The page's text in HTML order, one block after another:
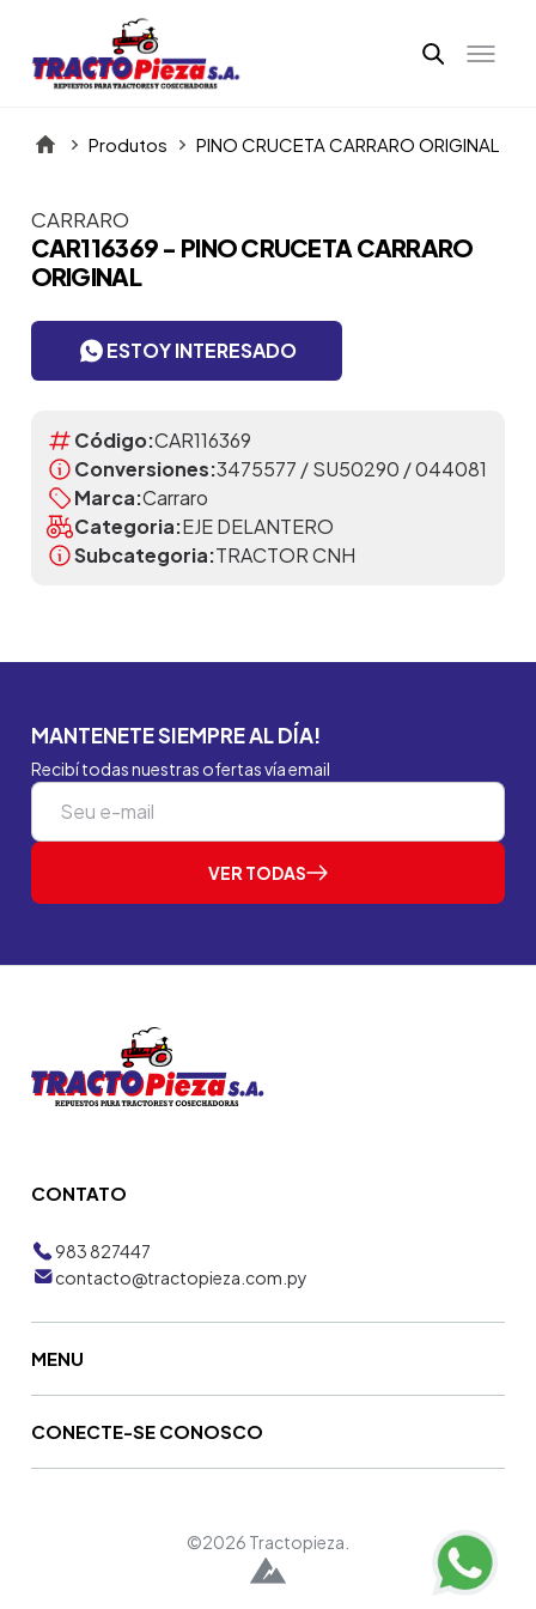
Produtos PINO CRUCETA CARRARO ORIGINAL
Itens da Galeria
CARRARO
CAR116369 - PINO CRUCETA CARRARO
ORIGINAL
ESTOY INTERESADO
Código:CAR116369
Conversiones:3475577 / SU50290 / 044081
Marca:Carraro
Categoria:EJE DELANTERO
Subcategoria:TRACTOR CNH
MANTENETE SIEMPRE AL DÍA!
Recibí todas nuestras ofertas vía email
VER TODAS
CONTATO
983 827447
contacto@tractopieza.com.py
MENU
CONECTE-SE CONOSCO
©2026 Tractopieza.